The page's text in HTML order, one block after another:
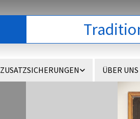
ZUSATZSICHERUNGEN ÜBER UNS